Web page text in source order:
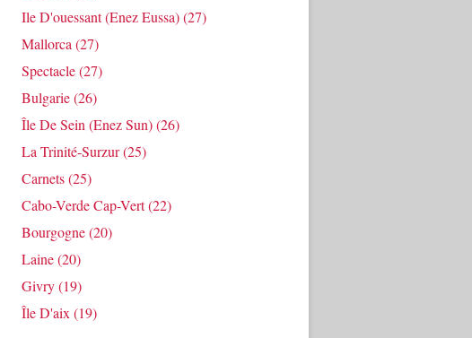
Ile D'ouessant (enez Eussa)(27)
Mallorca (27)
Spectacle(27)
Bulgarie(26)
Île De Sein (enez Sun)(26)
La Trinité-Surzur(25)
Carnets(25)
Cabo-Verde Cap-Vert(22)
Bourgogne(20)
Laine(20)
Givry(19)
Île D'aix (19)